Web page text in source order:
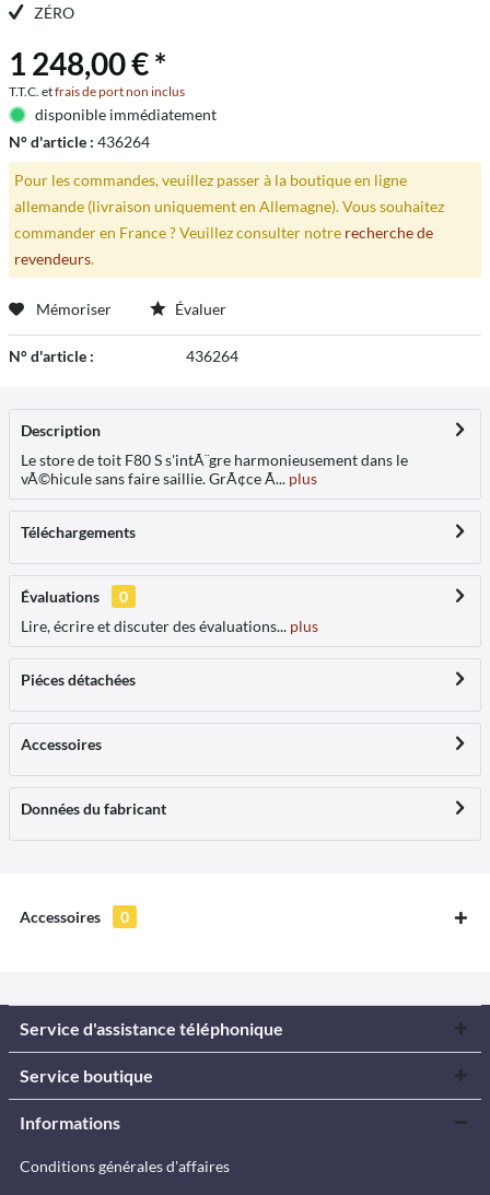
ZÉRO
1 248,00 € *
T.T.C. etfrais de port non inclus
disponible immédiatement
N° d'article : 436264
Pour les commandes, veuillez passer à la boutique en ligne
allemande (livraison uniquement en Allemagne). Vous souhaitez
commander en France ? Veuillez consulter notre recherche de
revendeurs.
Mémoriser Évaluer
N° d'article : 436264
Description
Le store de toit F80 S s'intÃ¨gre harmonieusement dans le
vÃ©hicule sans faire saillie. GrÃ¢ce Ã... plus
Téléchargements
Évaluations
0
Lire, écrire et discuter des évaluations... plus
Piéces détachées
Accessoires
Données du fabricant
Accessoires 0
Service d'assistance téléphonique
Service boutique
Informations
Conditions générales d'affaires